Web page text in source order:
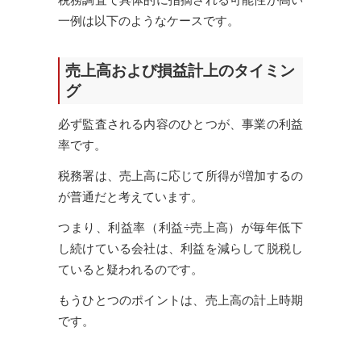
一例は以下のようなケースです。
売上高および損益計上のタイミン
グ
必ず監査される内容のひとつが、事業の利益
率です。
税務署は、売上高に応じて所得が増加するの
が普通だと考えています。
つまり、利益率（利益÷売上高）が毎年低下
し続けている会社は、利益を減らして脱税し
ていると疑われるのです。
もうひとつのポイントは、売上高の計上時期
です。